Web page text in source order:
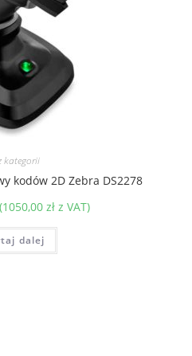
kategorii
kodów 2D Zebra DS2278
(1050,00 złz VAT)
dalej